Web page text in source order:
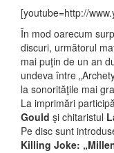
[youtube=http://
În mod oarecum
discuri, următorul
mai puţin de un an
undeva între
la sonorităţile mai
La imprimări
Gould şi chitaristul
Pe disc sunt
Killing Joke: